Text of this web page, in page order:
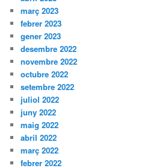
març 2023
febrer 2023
gener 2023
desembre 2022
novembre 2022
octubre 2022
setembre 2022
juliol 2022
juny 2022
maig 2022
abril 2022
març 2022
febrer 2022